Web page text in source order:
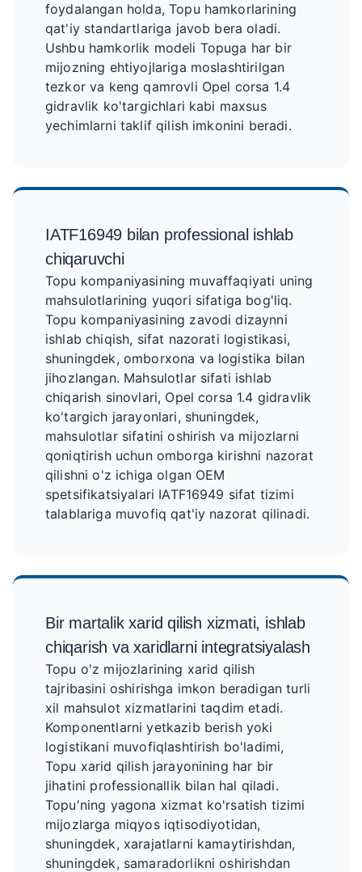
foydalangan holda, Topu hamkorlarining
qat'iy standartlariga javob bera oladi.
Ushbu hamkorlik modeli Topuga har bir
mijozning ehtiyojlariga moslashtirilgan
tezkor va keng qamrovli Opel corsa 1.4
gidravlik ko'targichlari kabi maxsus
yechimlarni taklif qilish imkonini beradi.
IATF16949 bilan professional ishlab
chiqaruvchi
Topu kompaniyasining muvaffaqiyati uning
mahsulotlarining yuqori sifatiga bog'liq.
Topu kompaniyasining zavodi dizaynni
ishlab chiqish, sifat nazorati logistikasi,
shuningdek, omborxona va logistika bilan
jihozlangan. Mahsulotlar sifati ishlab
chiqarish sinovlari, Opel corsa 1.4 gidravlik
ko'targich jarayonlari, shuningdek,
mahsulotlar sifatini oshirish va mijozlarni
qoniqtirish uchun omborga kirishni nazorat
qilishni o'z ichiga olgan OEM
spetsifikatsiyalari IATF16949 sifat tizimi
talablariga muvofiq qat'iy nazorat qilinadi.
Bir martalik xarid qilish xizmati, ishlab
chiqarish va xaridlarni integratsiyalash
Topu o'z mijozlarining xarid qilish
tajribasini oshirishga imkon beradigan turli
xil mahsulot xizmatlarini taqdim etadi.
Komponentlarni yetkazib berish yoki
logistikani muvofiqlashtirish bo'ladimi,
Topu xarid qilish jarayonining har bir
jihatini professionallik bilan hal qiladi.
Topu'ning yagona xizmat ko'rsatish tizimi
mijozlarga miqyos iqtisodiyotidan,
shuningdek, xarajatlarni kamaytirishdan,
shuningdek, samaradorlikni oshirishdan